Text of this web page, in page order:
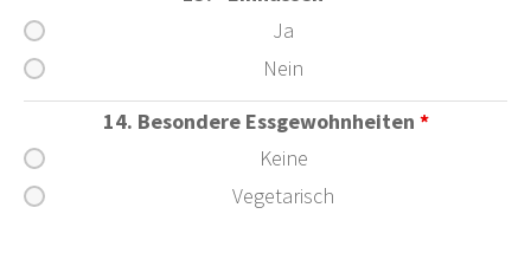
Ja
Nein
14. Besondere Essgewohnheiten *
Keine
Vegetarisch